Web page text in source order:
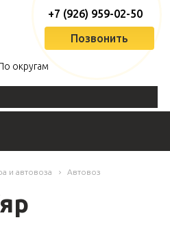
округам
+7 (926) 959-02-50
Позвонить
и автовоза
Автовоз